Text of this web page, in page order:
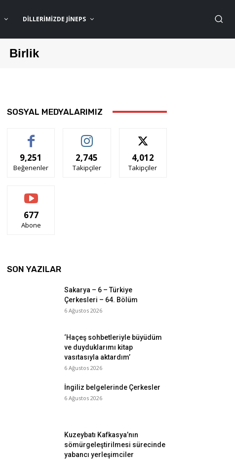
DILLERIMIZDE JİNEPS
Birlik
SOSYAL MEDYALARIMIZ
9,251
Beğenenler
2,745
Takipçiler
4,012
Takipçiler
677
Abone
SON YAZILAR
Sakarya – 6 – Türkiye
Çerkesleri – 64. Bölüm
6 Ağustos 2026
‘Haçeş sohbetleriyle büyüdüm
ve duyduklarımı kitap
vasıtasıyla aktardım’
6 Ağustos 2026
İngiliz belgelerinde Çerkesler
6 Ağustos 2026
Kuzeybatı Kafkasya’nın
sömürgeleştirilmesi sürecinde
yabancı yerleşimciler